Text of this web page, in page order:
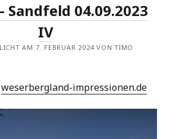
Sandfeld 04.09.2023
IV
AM 7. FEBRUAR 2024 VON TIMO
weserbergland-impressionen.de